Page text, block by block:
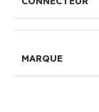
MARQUE